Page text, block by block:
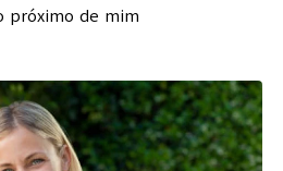
próximo de mim